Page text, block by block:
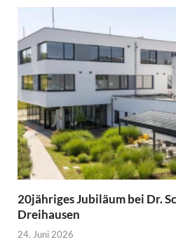
20jähriges Jubiläum bei Dr.
Dreihausen
24. Juni 2026